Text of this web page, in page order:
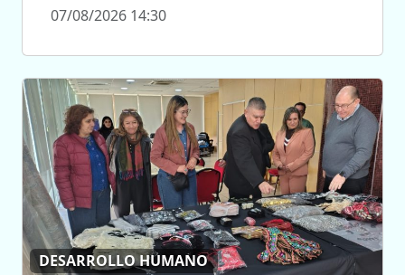
07/08/2026 14:30
DESARROLLO HUMANO